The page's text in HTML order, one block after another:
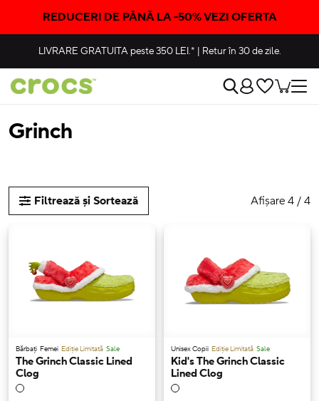
REDUCERI DE PÂNĂ LA -50% VEZI OFERTA
LIVRARE GRATUITApeste 350 LEI.* | Retur în 30 de zile.
Grinch
Filtrează și Sortează Afișare 4 / 4
Bărbați Femei Ediție Limitată Sale
The Grinch Classic Lined
Clog
Unisex Copii Ediție Limitată Sale
Kid's The Grinch Classic
Lined Clog